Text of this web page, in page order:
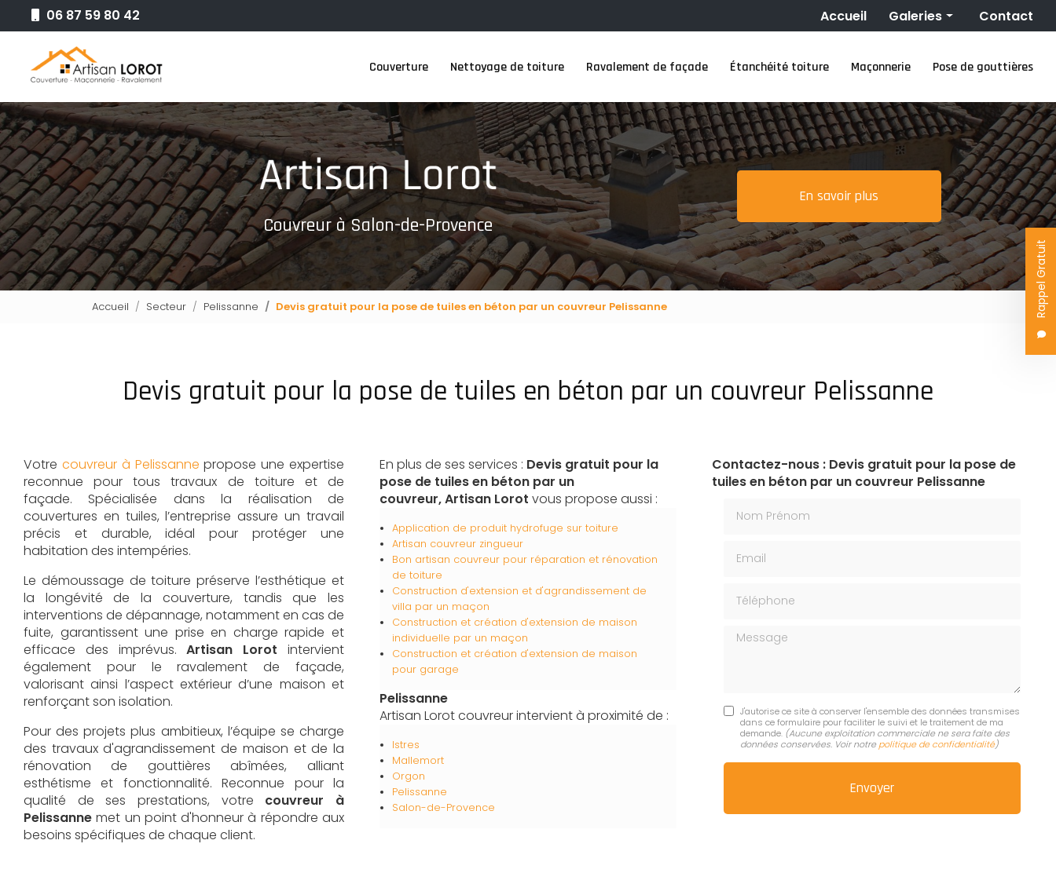
principal
06 87 59 80 42 Navigation secondaire
Accueil Galeries
Nettoyage toiture
Ravalement de façade
Étanchéité toiture
Maçonnerie
Pose de gouttières
Contact
Rappel Gratuit
Couverture
Nettoyage de toiture Ravalement de façade Étanchéité toiture Maçonnerie Pose de gouttières
Couvreur à Salon-de-Provence
En savoir plus
Accueil Secteur Pelissanne Devis gratuit pour la pose de tuiles en béton par un couvreur Pelissanne
Devis gratuit pour la pose de tuiles en béton par un couvreur Pelissanne
Votre couvreur à Pelissanne propose une expertise
reconnue pour tous travaux de toiture et de
façade. Spécialisée dans la réalisation de
couvertures en tuiles, l’entreprise assure un travail
précis et durable, idéal pour protéger une
habitation des intempéries.
Le démoussage de toiture préserve l’esthétique et
la longévité de la couverture, tandis que les
interventions de dépannage, notamment en cas de
fuite, garantissent une prise en charge rapide et
efficace des imprévus. Artisan Lorot intervient
également pour le ravalement de façade,
valorisant ainsi l’aspect extérieur d’une maison et
renforçant son isolation.
Pour des projets plus ambitieux, l’équipe se charge
des travaux d'agrandissement de maison et de la
rénovation de gouttières abîmées, alliant
esthétisme et fonctionnalité. Reconnue pour la
qualité de ses prestations, votre couvreur à
Pelissanne met un point d'honneur à répondre aux
besoins spécifiques de chaque client.
En plus de ses services : Devis gratuit pour la
pose de tuiles en béton par un
couvreur, Artisan Lorot vous propose aussi :
Application de produit hydrofuge sur toiture
Artisan couvreur zingueur
Bon artisan couvreur pour réparation et rénovation
de toiture
Construction d'extension et d'agrandissement de
villa par un maçon
Construction et création d'extension de maison
individuelle par un maçon
Construction et création d'extension de maison
pour garage
Pelissanne
Artisan Lorot couvreur intervient à proximité de :
Istres
Mallemort
Orgon
Pelissanne
Salon-de-Provence
Contactez-nous : Devis gratuit pour la pose de
tuiles en béton par un couvreur Pelissanne
Message
J'autorise ce site à conserver l'ensemble des données transmises
dans ce formulaire pour faciliter le suivi et le traitement de ma
demande. (Aucune exploitation commerciale ne sera faite des
données conservées. Voir notre politique de confidentialité)